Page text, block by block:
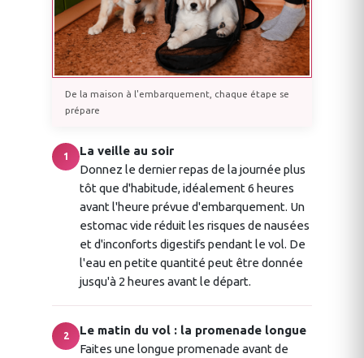
De la maison à l'embarquement, chaque étape se
prépare
1
La veille au soir
Donnez le dernier repas de la journée plus
tôt que d'habitude, idéalement 6 heures
avant l'heure prévue d'embarquement. Un
estomac vide réduit les risques de nausées
et d'inconforts digestifs pendant le vol. De
l'eau en petite quantité peut être donnée
jusqu'à 2 heures avant le départ.
2
Le matin du vol : la promenade longue
Faites une longue promenade avant de